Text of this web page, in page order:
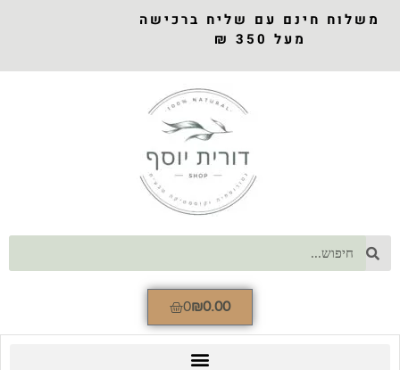
משלוח חינם עם שליח ברכישה
מעל 350 ₪
₪0.00
0